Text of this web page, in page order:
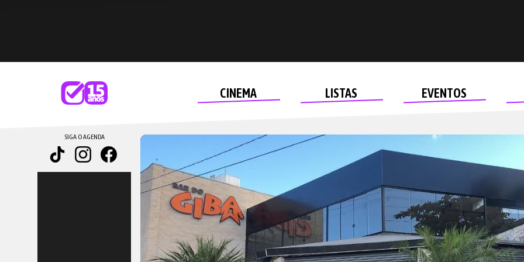
CINEMA LISTAS EVENTOS
SIGA O AGENDA